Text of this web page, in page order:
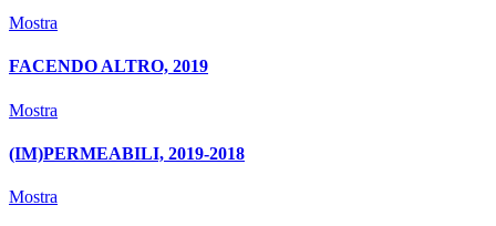
Mostra
FACENDO ALTRO, 2019
Mostra
(IM)PERMEABILI, 2019-2018
Mostra